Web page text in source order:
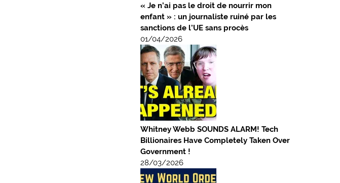
« Je n’ai pas le droit de nourrir mon
enfant » : un journaliste ruiné par les
sanctions de l’UE sans procès
01/04/2026
Whitney Webb SOUNDS ALARM! Tech
Billionaires Have Completely Taken Over
Government !
28/03/2026